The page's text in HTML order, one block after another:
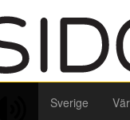
Sverige